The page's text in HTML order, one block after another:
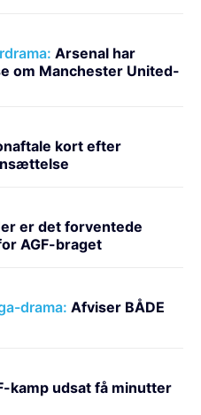
Arsenal har
om Manchester United-
kort efter
er det forventede
AGF-braget
drama: Afviser BÅDE
kamp udsat få minutter